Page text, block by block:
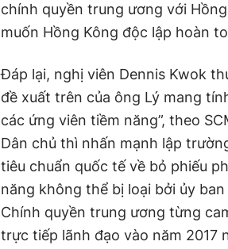
chính quyền trung ương với
muốn Hồng Kông độc lập hoàn
Đáp lại, nghị viên Dennis Kwok
đề xuất trên của ông Lý mang
các ứng viên tiềm năng”, theo
Dân chủ thì nhấn mạnh lập
tiêu chuẩn quốc tế về bỏ phiếu
năng không thể bị loại bởi ủy
Chính quyền trung ương từng
trực tiếp lãnh đạo vào năm 2017